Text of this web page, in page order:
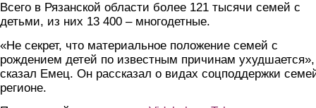
Всего в Рязанской области более 121 тысячи семей с
детьми, из них 13 400 – многодетные.
«Не секрет, что материальное положение семей с
рождением детей по известным причинам
сказал Емец. Он рассказал о видах соцподдержки
регионе.